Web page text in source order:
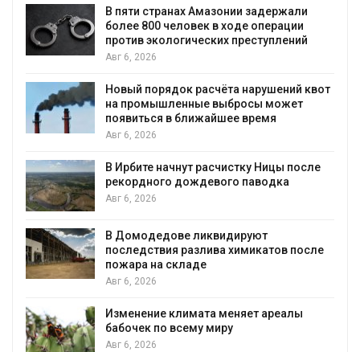
В пяти странах Амазонии задержали
более 800 человек в ходе операции
против экологических преступлений
Авг 6, 2026
Новый порядок расчёта нарушений квот
на промышленные выбросы может
появиться в ближайшее время
Авг 6, 2026
В Ирбите начнут расчистку Ницы после
рекордного дождевого паводка
Авг 6, 2026
В Домодедове ликвидируют
последствия разлива химикатов после
пожара на складе
Авг 6, 2026
Изменение климата меняет ареалы
бабочек по всему миру
Авг 6, 2026